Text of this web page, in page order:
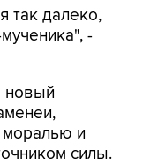
так далеко,
-
новый
и
силы.